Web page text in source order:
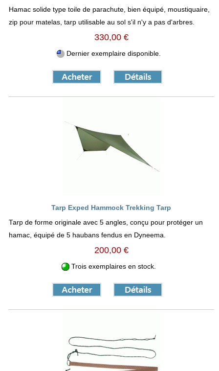
Hamac solide type toile de parachute, bien équipé, moustiquaire,
zip pour matelas, tarp utilisable au sol s'il n'y a pas d'arbres.
330,00 €
Dernier exemplaire disponible.
Tarp Exped Hammock Trekking Tarp
Tarp de forme originale avec 5 angles, conçu pour protéger un
hamac, équipé de 5 haubans fendus en Dyneema.
200,00 €
Trois exemplaires en stock.